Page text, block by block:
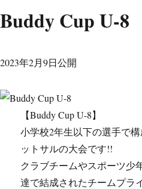
Buddy Cup U-8
2023年2月9日公開
【Buddy Cup U-8】
小学校2年生以下の選手で
ットサルの大会です!!
クラブチームやスポーツ少
達で結成されたチームプラ